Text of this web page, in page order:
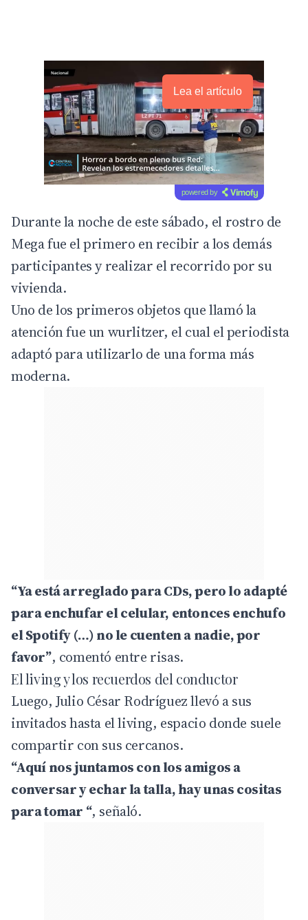
Lea el artículo
powered by
Durante la noche de este sábado, el rostro de
Mega fue el primero en recibir a los demás
participantes y realizar el recorrido por su
vivienda.
Uno de los primeros objetos que llamó la
atención fue un wurlitzer, el cual el periodista
adaptó para utilizarlo de una forma más
moderna.
“Ya está arreglado para CDs, pero lo adapté
para enchufar el celular, entonces enchufo
el Spotify (…) no le cuenten a nadie, por
favor”, comentó entre risas.
El living y los recuerdos del conductor
Luego, Julio César Rodríguez llevó a sus
invitados hasta el living, espacio donde suele
compartir con sus cercanos.
“Aquí nos juntamos con los amigos a
conversar y echar la talla, hay unas cositas
para tomar “, señaló.